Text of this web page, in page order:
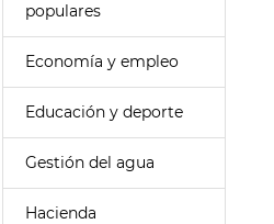
populares
Economía y empleo
Educación y deporte
Gestión del agua
Hacienda